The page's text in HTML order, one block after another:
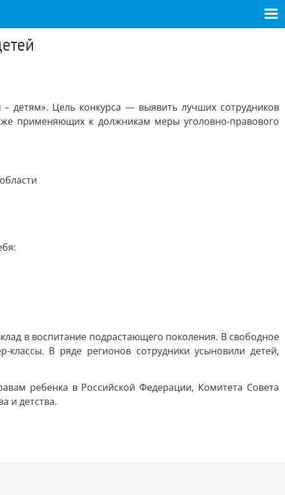
детям». Цель конкурса — выявить лучших сотрудников
применяющих к должникам меры уголовно-правового
в воспитание подрастающего поколения. В свободное
В ряде регионов сотрудники усыновили детей,
ребенка в Российской Федерации, Комитета Совета
и детства.